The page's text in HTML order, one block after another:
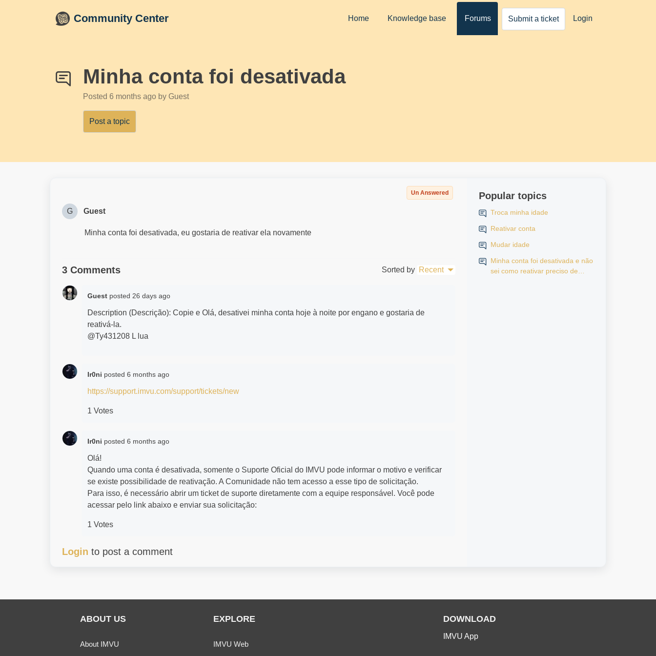
Community Center Home Knowledge base Forums Submit a ticket Login
Minha conta foi desativada
Posted 6 months ago by Guest
Post a topic
Un Answered
G Guest
Minha conta foi desativada, eu gostaria de reativar ela novamente
3 Comments Sorted by Recent
Guest posted 26 days ago
Description (Descrição): Copie e Olá, desativei minha conta hoje à noite por engano e gostaria de
reativá-la.
@Ty431208 L lua
Ir0ni posted 6 months ago
https://support.imvu.com/support/tickets/new
1 Votes
Ir0ni posted 6 months ago
Olá!
Quando uma conta é desativada, somente o Suporte Oficial do IMVU pode informar o motivo e verificar
se existe possibilidade de reativação. A Comunidade não tem acesso a esse tipo de solicitação.
Para isso, é necessário abrir um ticket de suporte diretamente com a equipe responsável. Você pode
acessar pelo link abaixo e enviar sua solicitação:
1 Votes
Login to post a comment
Popular topics
Troca minha idade
Reativar conta
Mudar idade
Minha conta foi desativada e não
sei como reativar preciso de
ABOUT US
About IMVU
EXPLORE
IMVU Web
DOWNLOAD
IMVU App